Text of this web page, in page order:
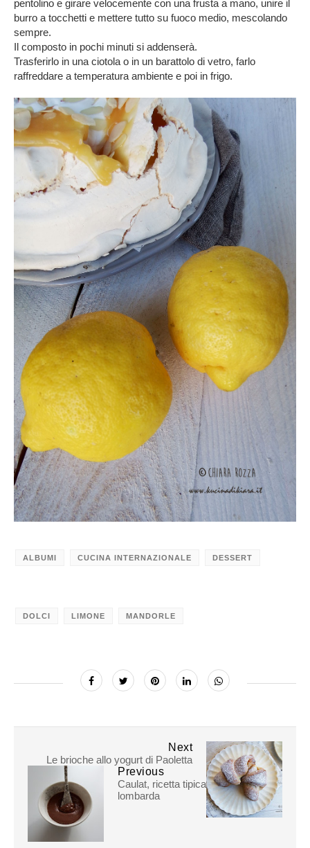
pentolino e girare velocemente con una frusta a mano, unire il
burro a tocchetti e mettere tutto su fuoco medio, mescolando
sempre.
Il composto in pochi minuti si addenserà.
Trasferirlo in una ciotola o in un barattolo di vetro, farlo
raffreddare a temperatura ambiente e poi in frigo.
ALBUMI CUCINA INTERNAZIONALE DESSERT
DOLCI LIMONE MANDORLE
Next
Le brioche allo yogurt di Paoletta
Previous
Caulat, ricetta tipica
lombarda